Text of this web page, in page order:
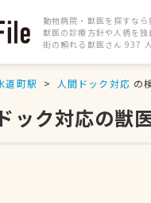
動物病院・獣医を探すなら
獣医の診療方針や人柄を
街の頼れる獣医さん 937
道町駅 人間ドック対応 の
ック対応の獣